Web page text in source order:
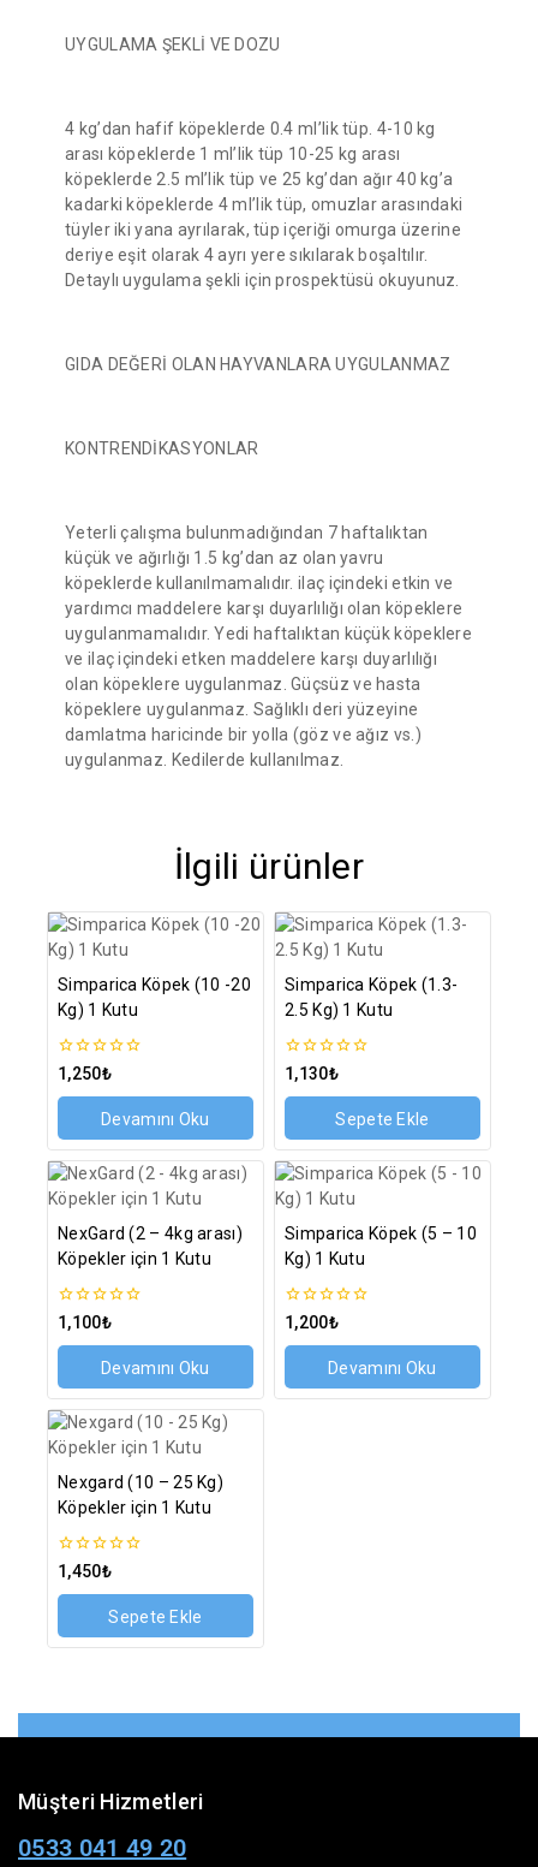
UYGULAMA ŞEKLİ VE DOZU
4 kg’dan hafif köpeklerde 0.4 ml’lik tüp. 4-10 kg
arası köpeklerde 1 ml’lik tüp 10-25 kg arası
köpeklerde 2.5 ml’lik tüp ve 25 kg’dan ağır 40 kg’a
kadarki köpeklerde 4 ml’lik tüp, omuzlar arasındaki
tüyler iki yana ayrılarak, tüp içeriği omurga üzerine
deriye eşit olarak 4 ayrı yere sıkılarak boşaltılır.
Detaylı uygulama şekli için prospektüsü okuyunuz.
GIDA DEĞERİ OLAN HAYVANLARA UYGULANMAZ
KONTRENDİKASYONLAR
Yeterli çalışma bulunmadığından 7 haftalıktan
küçük ve ağırlığı 1.5 kg’dan az olan yavru
köpeklerde kullanılmamalıdır. ilaç içindeki etkin ve
yardımcı maddelere karşı duyarlılığı olan köpeklere
uygulanmamalıdır. Yedi haftalıktan küçük köpeklere
ve ilaç içindeki etken maddelere karşı duyarlılığı
olan köpeklere uygulanmaz. Güçsüz ve hasta
köpeklere uygulanmaz. Sağlıklı deri yüzeyine
damlatma haricinde bir yolla (göz ve ağız vs.)
uygulanmaz. Kedilerde kullanılmaz.
İlgili ürünler
Simparica Köpek (10 -20
Kg) 1 Kutu
0
üzerinden
1,250₺
Devamını Oku
Simparica Köpek (1.3-
2.5 Kg) 1 Kutu
0
üzerinden
1,130₺
Sepete Ekle
NexGard (2 – 4kg arası)
Köpekler için 1 Kutu
0
üzerinden
1,100₺
Devamını Oku
Simparica Köpek (5 – 10
Kg) 1 Kutu
0
üzerinden
1,200₺
Devamını Oku
Nexgard (10 – 25 Kg)
Köpekler için 1 Kutu
0
üzerinden
1,450₺
Sepete Ekle
Müşteri Hizmetleri
0533 041 49 20